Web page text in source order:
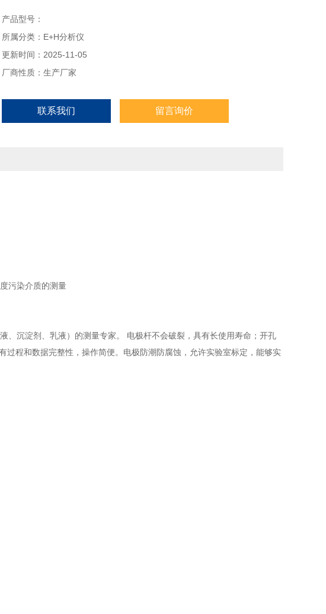
产品型号：
所属分类：E+H分析仪
更新时间：2025-11-05
厂商性质：生产厂家
联系我们 留言询价
污染介质的测量
、沉淀剂、乳液）的测量专家。 电极杆不会破裂，具有长使用寿命；开孔
程和数据完整性，操作简便。电极防潮防腐蚀，允许实验室标定，能够实